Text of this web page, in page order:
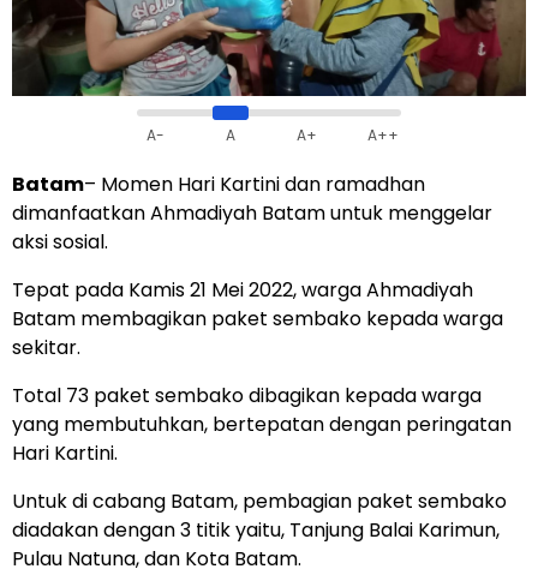
A- A A+ A++
Batam– Momen Hari Kartini dan ramadhan
dimanfaatkan Ahmadiyah Batam untuk menggelar
aksi sosial.
Tepat pada Kamis 21 Mei 2022, warga Ahmadiyah
Batam membagikan paket sembako kepada warga
sekitar.
Total 73 paket sembako dibagikan kepada warga
yang membutuhkan, bertepatan dengan peringatan
Hari Kartini.
Untuk di cabang Batam, pembagian paket sembako
diadakan dengan 3 titik yaitu, Tanjung Balai Karimun,
Pulau Natuna, dan Kota Batam.